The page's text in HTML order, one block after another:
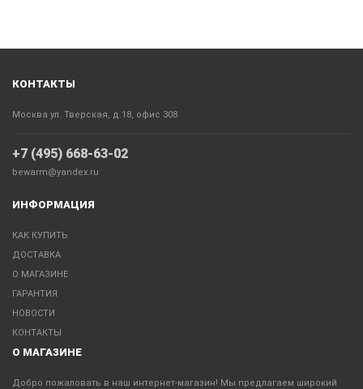
КОНТАКТЫ
Москва ул. Тверская, д.18, офис 308
+7 (495) 668-63-02
bewarm@yandex.ru
ИНФОРМАЦИЯ
КАК КУПИТЬ
ДОСТАВКА
О МАГАЗИНЕ
ГАРАНТИЯ
НОВОСТИ
КОНТАКТЫ
О МАГАЗИНЕ
Добро пожаловать в наш интернет-магазин! Мы предлагаем широкий